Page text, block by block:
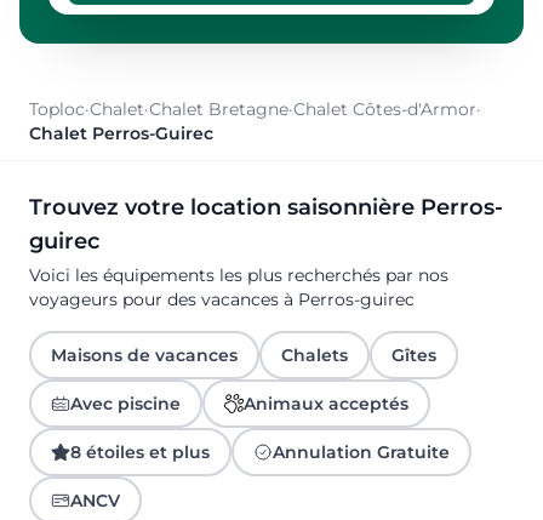
Toploc·Chalet·Chalet Bretagne·Chalet Côtes-d'Armor·
Chalet Perros-Guirec
Trouvez votre location saisonnière Perros-
guirec
Voici les équipements les plus recherchés par nos
voyageurs pour des vacances à Perros-guirec
Maisons de vacances Chalets Gîtes
Avec piscine Animaux acceptés
8 étoiles et plus Annulation Gratuite
ANCV